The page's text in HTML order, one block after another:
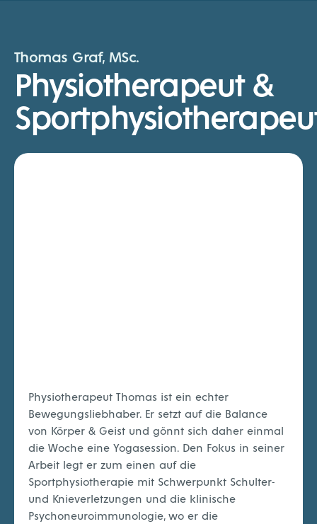
Thomas Graf, MSc.
Physiotherapeut &
Physiotherapeut Thomas ist ein echter
Bewegungsliebhaber. Er setzt auf die Balance
von Körper & Geist und gönnt sich daher einmal
die Woche eine Yogasession. Den Fokus in seiner
Arbeit legt er zum einen auf die
Sportphysiotherapie mit Schwerpunkt Schulter-
und Knieverletzungen und die klinische
Psychoneuroimmunologie, wo er die